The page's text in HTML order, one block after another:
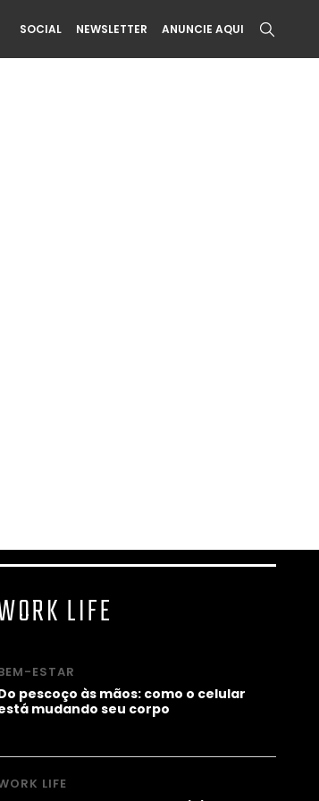
SOCIAL NEWSLETTER ANUNCIE AQUI
LIFE
ESTAR
pescoço às mãos: como o celular
mudando seu corpo
LIFE